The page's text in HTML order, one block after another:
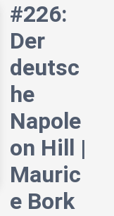
#226:
Der
deutsc
he
Napole
on Hill |
Mauric
e Bork